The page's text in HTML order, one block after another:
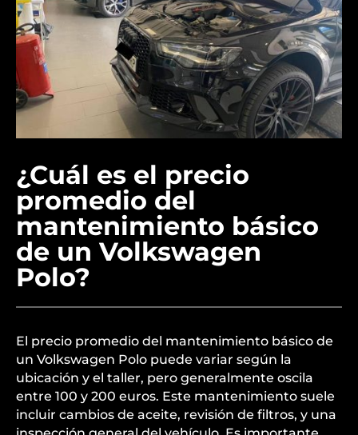
¿Cuál es el precio
promedio del
mantenimiento básico
de un Volkswagen
Polo?
El precio promedio del mantenimiento básico de
un Volkswagen Polo puede variar según la
ubicación y el taller, pero generalmente oscila
entre 100 y 200 euros. Este mantenimiento suele
incluir cambios de aceite, revisión de filtros, y una